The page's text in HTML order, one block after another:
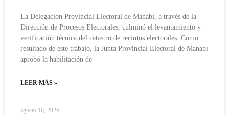
La Delegación Provincial Electoral de Manabí, a través de la
Dirección de Procesos Electorales, culminó el levantamiento y
verificación técnica del catastro de recintos electorales. Como
resultado de este trabajo, la Junta Provincial Electoral de Manabí
aprobó la habilitación de
LEER MÁS »
agosto 10, 2026